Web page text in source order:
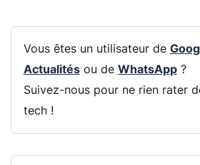
Vous êtes un utilisateur de
Actualitésou de WhatsApp?
Suivez-nous pour ne rien rater
tech !